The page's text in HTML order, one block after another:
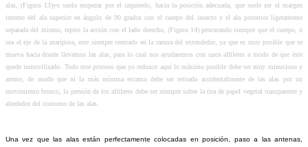
alas, (Figura 13)yo suelo empezar por el izquierdo, hacia la posición adecuada, que suele ser el margen
interno del ala superior en ángulo de 90 grados con el cuerpo del insecto y el ala posterior ligeramente
separada del mismo, repito la acción con el lado derecho, (Figura 14) procurando siempre que el cuerpo, o
sea el eje de la mariposa, este siempre centrado en la ranura del extendedor, ya que es muy posible que se
mueva hacia donde llevamos las alas, para lo cual nos ayudaremos con unos alfileres a modo de que éste
quede inmovilizado. Todo este proceso que yo reduzco aquí lo máximo posible debe ser muy minucioso y
atento, de modo que ni la más mínima escama debe ser retirada accidentalmente de las alas por un
movimiento brusco, la presión de los alfileres debe ser siempre sobre la tira de papel vegetal transparente y
alrededor del contorno de las alas.
Una vez que las alas están perfectamente colocadas en posición, paso a las antenas,